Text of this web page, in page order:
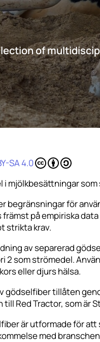
of
SA 4.0
mjölkbesättningar
begränsningar för
på empiriska
strikta krav.
av separerad
2 som strömedel.
eller djurs hälsa.
gödselfiber tillåten
till Red Tractor, som
är utformade för
med